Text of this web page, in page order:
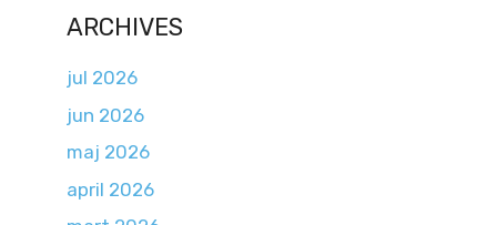
ARCHIVES
jul 2026
jun 2026
maj 2026
april 2026